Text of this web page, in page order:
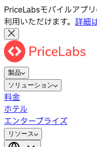
PriceLabsモバイルアプ
利用いただけます。 詳細
製品
ソリューション
料金
ホテル
エンタープライズ
リソース